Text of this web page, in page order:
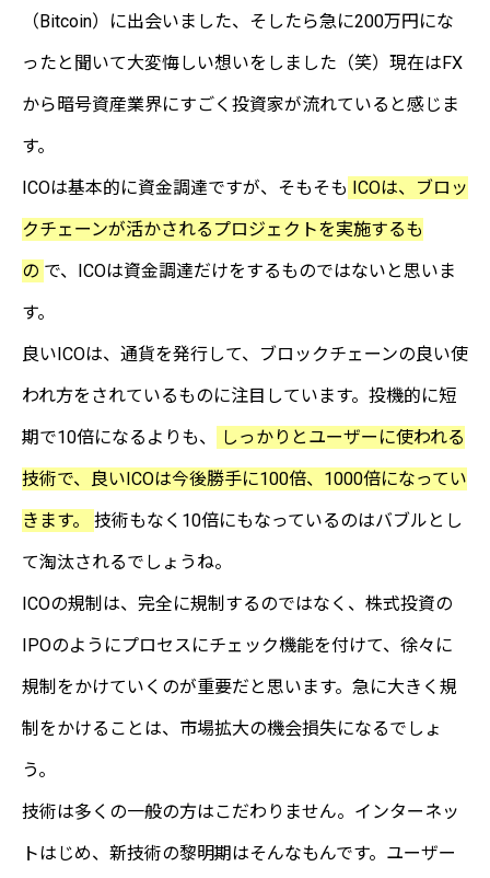
（Bitcoin）に出会いました、そしたら急に200万円にな
ったと聞いて大変悔しい想いをしました（笑）現在はFX
から暗号資産業界にすごく投資家が流れていると感じま
す。
ICOは基本的に資金調達ですが、そもそも ICOは、ブロッ
クチェーンが活かされるプロジェクトを実施するも
の で、ICOは資金調達だけをするものではないと思いま
す。
良いICOは、通貨を発行して、ブロックチェーンの良い使
われ方をされているものに注目しています。投機的に短
期で10倍になるよりも、
しっかりとユーザーに使われる
技術で、良いICOは今後勝手に100倍、1000倍になってい
きます。 技術もなく10倍にもなっているのはバブルとし
て淘汰されるでしょうね。
ICOの規制は、完全に規制するのではなく、株式投資の
IPOのようにプロセスにチェック機能を付けて、徐々に
規制をかけていくのが重要だと思います。急に大きく規
制をかけることは、市場拡大の機会損失になるでしょ
う。
技術は多くの一般の方はこだわりません。インターネッ
トはじめ、新技術の黎明期はそんなもんです。ユーザー